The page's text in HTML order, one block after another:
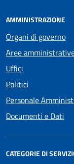
AMMINISTRAZIONE
Organi di governo
Aree
Uffici
Politici
Personale
Documenti e Dati
CATEGORIE DI